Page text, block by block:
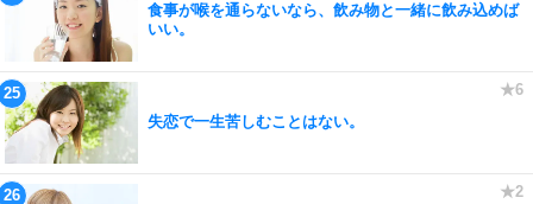
食事が喉を通らないなら、飲み物と一緒に飲み込めば
いい。
失恋で一生苦しむことはない。